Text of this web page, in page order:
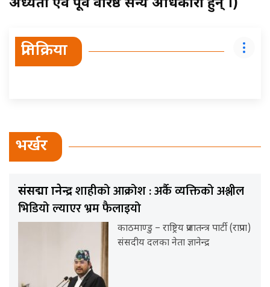
अध्येता एवं पूर्व वरिष्ठ सैन्य अधिकारी हुन् ।)
प्रतिक्रिया
भर्खर
संसद्मा ज्ञानेन्द्रशाहीको आक्रोश : अर्कै व्यक्तिको अश्लील
भिडियो ल्याएर भ्रम फैलाइयो
काठमाण्डु – राष्ट्रिय प्रजातन्त्र पार्टी (राप्रपा)
संसदीय दलका नेता ज्ञानेन्द्र